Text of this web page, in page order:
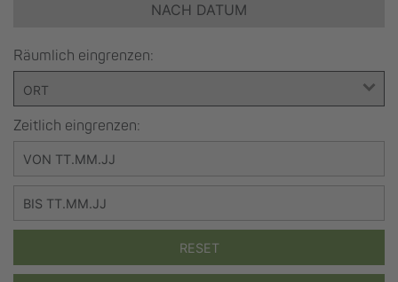
NACH DATUM
Räumlich eingrenzen:
Zeitlich eingrenzen:
RESET